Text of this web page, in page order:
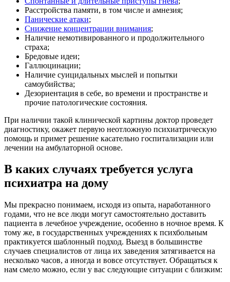
Расстройства памяти, в том числе и амнезия;
Панические атаки;
Снижение концентрации внимания;
Наличие немотивированного и продолжительного
страха;
Бредовые идеи;
Галлюцинации;
Наличие суицидальных мыслей и попытки
самоубийства;
Дезориентация в себе, во времени и пространстве и
прочие патологические состояния.
При наличии такой клинической картины доктор проведет
диагностику, окажет первую неотложную психиатрическую
помощь и примет решение касательно госпитализации или
лечении на амбулаторной основе.
В каких случаях требуется услуга
психиатра на дому
Мы прекрасно понимаем, исходя из опыта, наработанного
годами, что не все люди могут самостоятельно доставить
пациента в лечебное учреждение, особенно в ночное время. К
тому же, в государственных учреждениях к психбольным
практикуется шаблонный подход. Выезд в большинстве
случаев специалистов от лица их заведения затягивается на
несколько часов, а иногда и вовсе отсутствует. Обращаться к
нам смело можно, если у вас следующие ситуации с близким: